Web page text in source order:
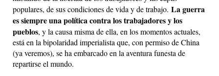
populares, de sus condiciones de vida y de trabajo. La guerra
es siempre una política contra los trabajadores y los
pueblos, y la causa misma de ella, en los momentos actuales,
está en la bipolaridad imperialista que, con permiso de China
(ya veremos), se ha embarcado en la aventura funesta de
repartirse el mundo.